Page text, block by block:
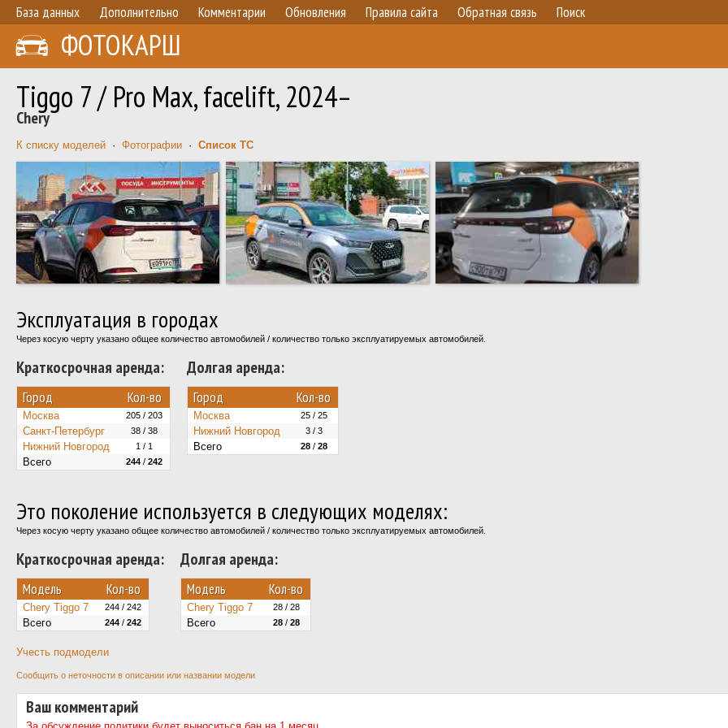
База данных Дополнительно Комментарии Обновления Правила сайта Обратная связь Поиск
ФОТОКАРШ
Tiggo 7 / Pro Max, facelift, 2024–
Chery
К списку моделей · Фотографии · Список ТС
Эксплуатация в городах
Через косую черту указано общее количество автомобилей / количество только эксплуатируемых автомобилей.
Краткосрочная аренда:
Город Кол-во
Москва 205 / 203
Санкт-Петербург 38 / 38
Нижний Новгород 1 / 1
Всего 244 / 242
Долгая аренда:
Город Кол-во
Москва 25 / 25
Нижний Новгород 3 / 3
Всего 28/ 28
Это поколение используется в следующих моделях:
Через косую черту указано общее количество автомобилей / количество только эксплуатируемых автомобилей.
Краткосрочная аренда:
Модель Кол-во
Chery Tiggo 7 244 / 242
Всего 244 / 242
Долгая аренда:
Модель Кол-во
Chery Tiggo 7 28 / 28
Всего 28/ 28
Учесть подмодели
Сообщить о неточности в описании или названии модели
Ваш комментарий